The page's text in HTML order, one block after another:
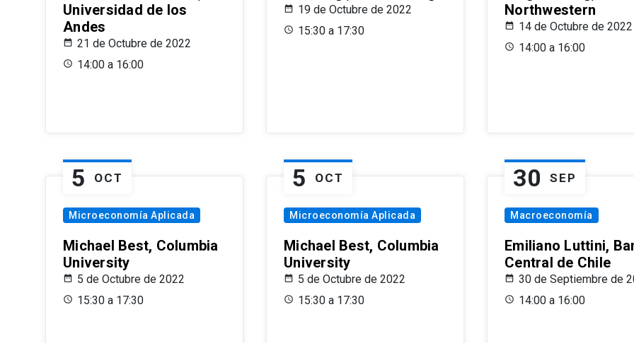
Universidad de los
Andes
21 de Octubre de 2022
14:00 a 16:00
19 de Octubre de 2022
15:30 a 17:30
Northwestern
14 de Octubre de 2022
14:00 a 16:00
5 OCT
Microeconomía Aplicada
Michael Best, Columbia
University
5 de Octubre de 2022
15:30 a 17:30
5 OCT
Microeconomía Aplicada
Michael Best, Columbia
University
5 de Octubre de 2022
15:30 a 17:30
30 SEP
Macroeconomía
Emiliano Luttini,
Central de Chile
30 de Septiembre de
14:00 a 16:00